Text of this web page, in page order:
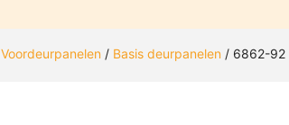
Voordeurpanelen / Basis deurpanelen / 6862-92